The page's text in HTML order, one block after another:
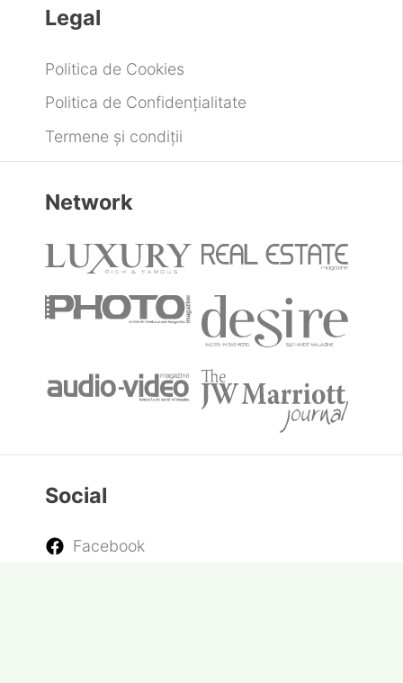
Legal
Politica de Cookies
Politica de Confidențialitate
Termene și condiții
Network
Social
Facebook